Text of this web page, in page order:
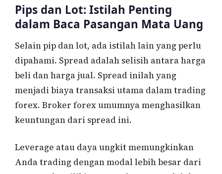
Pips dan Lot: Istilah Penting
dalam Baca Pasangan Mata Uang
Selain pip dan lot, ada istilah lain yang perlu
dipahami. Spread adalah selisih antara harga
beli dan harga jual. Spread inilah yang
menjadi biaya transaksi utama dalam trading
forex. Broker forex umumnya menghasilkan
keuntungan dari spread ini.
Leverage atau daya ungkit memungkinkan
Anda trading dengan modal lebih besar dari